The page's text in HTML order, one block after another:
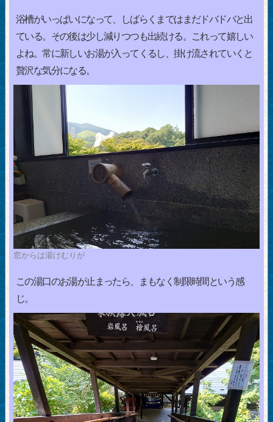
浴槽がいっぱいになって、しばらくまではまだドバドバと出
ている。その後は少し減りつつも出続ける。これって嬉しい
よね。常に新しいお湯が入ってくるし、掛け流されていくと
贅沢な気分になる。
窓からは湯けむりが
この湯口のお湯が止まったら、まもなく制限時間という感
じ。